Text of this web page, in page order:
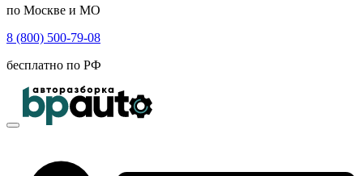
по Москве и МО
8 (800) 500-79-08
бесплатно по РФ